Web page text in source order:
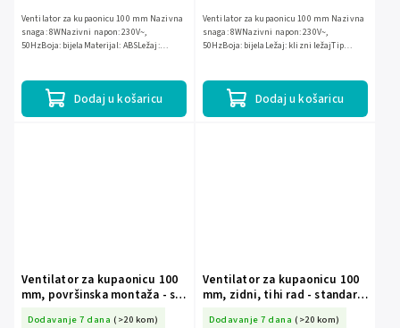
Dodaj u košaricu
Ventilator za kupaonicu 100 mm Nazivna
snaga: 8WNazivni napon: 230V~,
50HzBoja: bijelaMaterijal: ABSLežaj:
Dodaj u košaricu
Ventilator za kupaonicu 100 mm Nazivna
snaga: 8WNazivni napon: 230V~,
50HzBoja: bijelaLežaj: klizni ležajTip
Ventilator za kupaonicu 100
mm, površinska montaža - s
Dodavanje 7 dana (>20 kom)
Ventilator za kupaonicu 100
mm, zidni, tihi rad - standard
Dodavanje 7 dana (>20 kom)